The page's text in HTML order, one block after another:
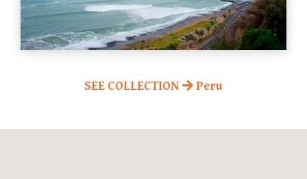
SEE COLLECTION Peru